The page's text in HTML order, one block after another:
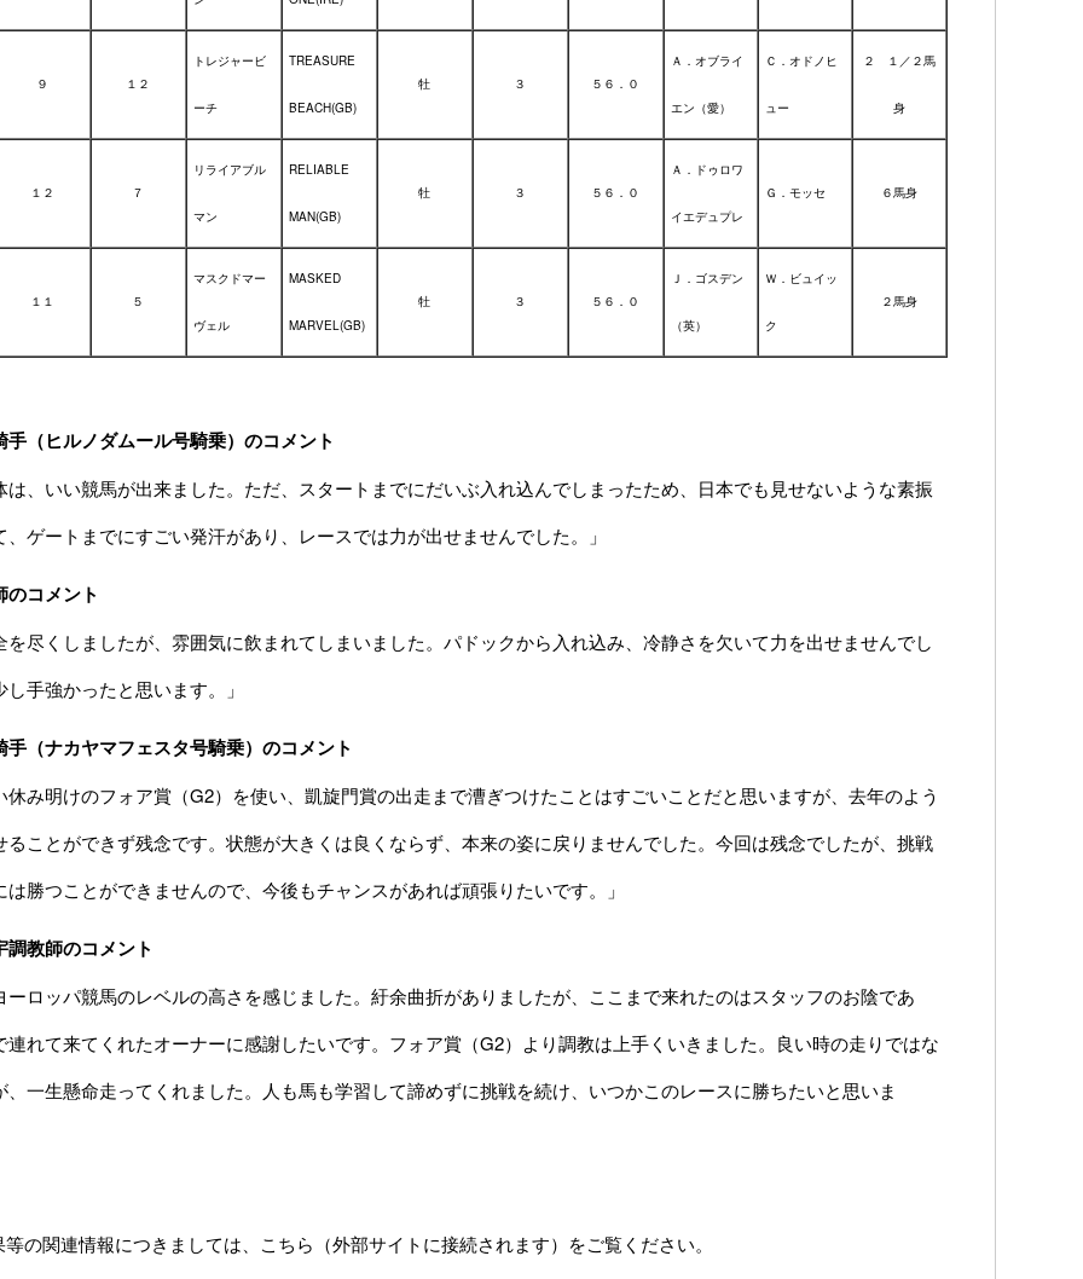
９ １２
トレジャービ
ーチ
TREASURE
BEACH(GB)
牡 ３ ５６．０
Ａ．オブライ
エン（愛）
Ｃ．オドノヒ
ュー
２ １／２馬
身
１２ ７
リライアブル
マン
RELIABLE
MAN(GB)
牡 ３ ５６．０
Ａ．ドゥロワ
イエデュプレ
Ｇ．モッセ ６馬身
１１ ５
マスクドマー
ヴェル
MASKED
MARVEL(GB)
牡 ３ ５６．０
Ｊ．ゴスデン
（英）
Ｗ．ビュイッ
ク
２馬身
（ヒルノダムール号騎乗）のコメント
は、いい競馬が出来ました。ただ、スタートまでにだいぶ入れ込んでしまったため、日本でも見せないような素振
、ゲートまでにすごい発汗があり、レースでは力が出せませんでした。」
コメント
を尽くしましたが、雰囲気に飲まれてしまいました。パドックから入れ込み、冷静さを欠いて力を出せませんでし
手強かったと思います。」
（ナカヤマフェスタ号騎乗）のコメント
休み明けのフォア賞（G2）を使い、凱旋門賞の出走まで漕ぎつけたことはすごいことだと思いますが、去年のよう
ることができず残念です。状態が大きくは良くならず、本来の姿に戻りませんでした。今回は残念でしたが、挑戦
は勝つことができませんので、今後もチャンスがあれば頑張りたいです。」
教師のコメント
ーロッパ競馬のレベルの高さを感じました。紆余曲折がありましたが、ここまで来れたのはスタッフのお陰であ
連れて来てくれたオーナーに感謝したいです。フォア賞（G2）より調教は上手くいきました。良い時の走りではな
、一生懸命走ってくれました。人も馬も学習して諦めずに挑戦を続け、いつかこのレースに勝ちたいと思いま
の関連情報につきましては、 こちら （外部サイトに接続されます）をご覧ください。